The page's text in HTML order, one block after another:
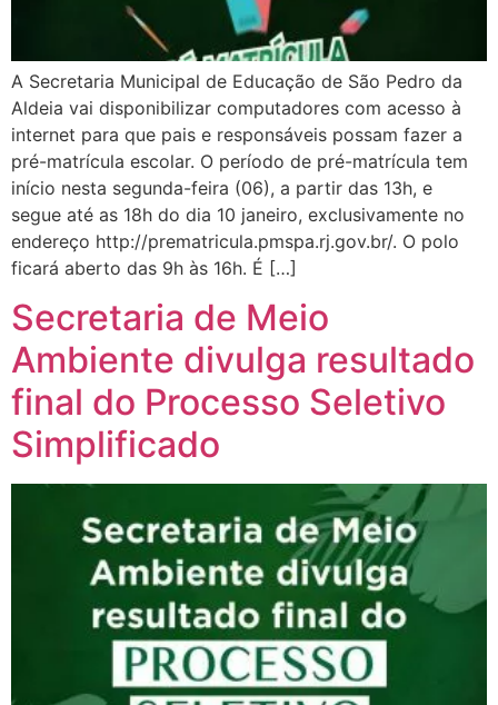
A Secretaria Municipal de Educação de São Pedro da
Aldeia vai disponibilizar computadores com acesso à
internet para que pais e responsáveis possam fazer a
pré-matrícula escolar. O período de pré-matrícula tem
início nesta segunda-feira (06), a partir das 13h, e
segue até as 18h do dia 10 janeiro, exclusivamente no
endereço http://prematricula.pmspa.rj.gov.br/. O polo
ficará aberto das 9h às 16h. É […]
Secretaria de Meio
Ambiente divulga resultado
final do Processo Seletivo
Simplificado